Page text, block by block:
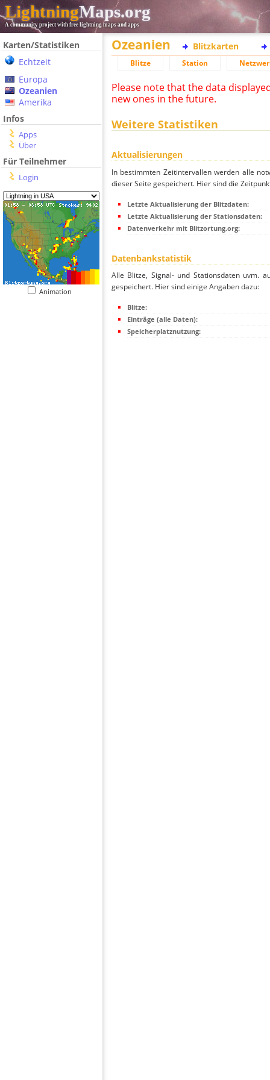
LightningMaps.org
A community project with free lightning maps and apps
Karten/Statistiken
Echtzeit
Europa
Ozeanien
Amerika
Infos
Apps
Über
Für Teilnehmer
Login
Animation
Ozeanien Blitzkarten
Blitze Station
Please note that the data
new ones in the future.
Weitere Statistiken
Aktualisierungen
In bestimmten Zeitintervallen werden alle
dieser Seite gespeichert. Hier sind die
Letzte Aktualisierung der Blitzdaten:
Letzte Aktualisierung der Stationsdaten:
Datenverkehr mit Blitzortung.org:
Datenbankstatistik
Alle Blitze, Signal- und Stationsdaten uvm.
gespeichert. Hier sind einige Angaben dazu:
Blitze:
Einträge (alle Daten):
Speicherplatznutzung: